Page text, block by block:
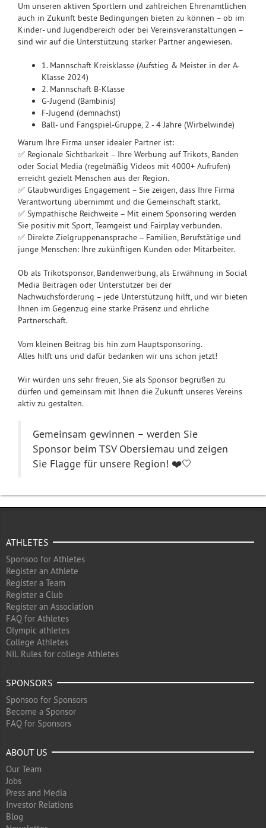
Um unseren aktiven Sportlern und zahlreichen Ehrenamtlichen
auch in Zukunft beste Bedingungen bieten zu können – ob im
Kinder- und Jugendbereich oder bei Vereinsveranstaltungen –
sind wir auf die Unterstützung starker Partner angewiesen.
1. Mannschaft Kreisklasse (Aufstieg & Meister in der A-
Klasse 2024)
2. Mannschaft B-Klasse
G-Jugend (Bambinis)
F-Jugend (demnächst)
Ball- und Fangspiel-Gruppe, 2 - 4 Jahre (Wirbelwinde)
Warum Ihre Firma unser idealer Partner ist:
✅ Regionale Sichtbarkeit – Ihre Werbung auf Trikots, Banden
oder Social Media (regelmäßig Videos mit 4000+ Aufrufen)
erreicht gezielt Menschen aus der Region.
✅ Glaubwürdiges Engagement – Sie zeigen, dass Ihre Firma
Verantwortung übernimmt und die Gemeinschaft stärkt.
✅ Sympathische Reichweite – Mit einem Sponsoring werden
Sie positiv mit Sport, Teamgeist und Fairplay verbunden.
✅ Direkte Zielgruppenansprache – Familien, Berufstätige und
junge Menschen: Ihre zukünftigen Kunden oder Mitarbeiter.
Ob als Trikotsponsor, Bandenwerbung, als Erwähnung in Social
Media Beiträgen oder Unterstützer bei der
Nachwuchsförderung – jede Unterstützung hilft, und wir bieten
Ihnen im Gegenzug eine starke Präsenz und ehrliche
Partnerschaft.
Vom kleinen Beitrag bis hin zum Hauptsponsoring.
Alles hilft uns und dafür bedanken wir uns schon jetzt!
Wir würden uns sehr freuen, Sie als Sponsor begrüßen zu
dürfen und gemeinsam mit Ihnen die Zukunft unseres Vereins
aktiv zu gestalten.
Gemeinsam gewinnen – werden Sie
Sponsor beim TSV Obersiemau und zeigen
Sie Flagge für unsere Region! ❤️🤍
ATHLETES
Sponsoo for Athletes
Register an Athlete
Register a Team
Register a Club
Register an Association
FAQ for Athletes
Olympic athletes
College Athletes
NIL Rules for college Athletes
SPONSORS
Sponsoo for Sponsors
Become a Sponsor
FAQ for Sponsors
ABOUT US
Our Team
Jobs
Press and Media
Investor Relations
Blog